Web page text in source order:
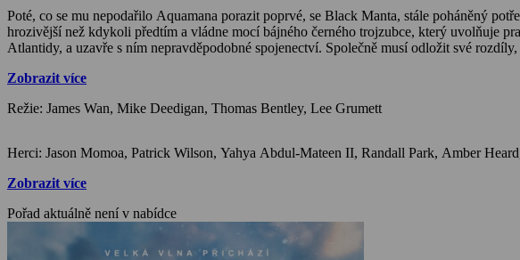
Poté, co se mu nepodařilo Aquamana porazit poprvé, se Black Manta, stále poháněný potřebou pomstít smrt svého otce, nezastaví před ničím, aby Aquamana jednou provždy zničil. Tentokrát je Black Manta
hrozivější než kdykoli předtím a vládne mocí bájného černého trojzubce, který uvolňuje
Atlantidy, a uzavře s ním nepravděpodobné spojenectví. Společně musí odložit své
Zobrazit více
Režie: James Wan, Mike Deedigan, Thomas Bentley, Lee Grumett
Zobrazit více
Pořad aktuálně není v nabídce